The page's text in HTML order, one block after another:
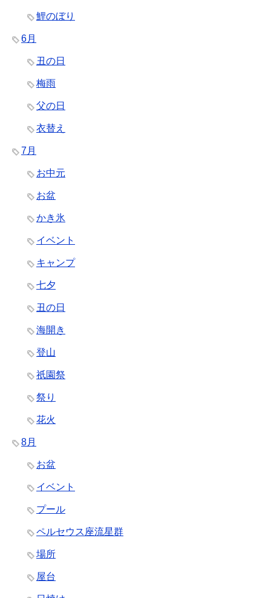
鯉のぼり
6月
丑の日
梅雨
父の日
衣替え
7月
お中元
お盆
かき氷
イベント
キャンプ
七夕
丑の日
海開き
登山
祇園祭
祭り
花火
8月
お盆
イベント
プール
ペルセウス座流星群
場所
屋台